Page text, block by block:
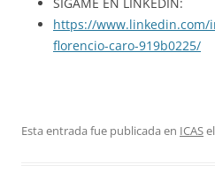
https://www.linkedin.com/
florencio-caro-919b0225/
Esta entrada fue publicada en ICASel